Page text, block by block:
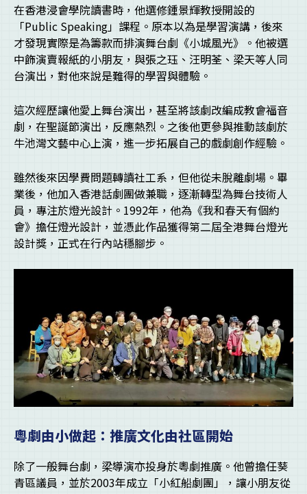
在香港浸會學院讀書時，他選修鍾景輝教授開設的
「Public Speaking」課程。原本以為是學習演講，後來
才發現實際是為籌款而排演舞台劇《小城風光》。他被選
中飾演賣報紙的小朋友，與張之珏、汪明荃、梁天等人同
台演出，對他來說是難得的學習與體驗。
這次經歷讓他愛上舞台演出，甚至將該劇改編成教會福音
劇，在聖誕節演出，反應熱烈。之後他更參與推動該劇於
牛池灣文藝中心上演，進一步拓展自己的戲劇創作經驗。
雖然後來因學費問題轉讀社工系，但他從未脫離劇場。畢
業後，他加入香港話劇團做兼職，逐漸轉型為舞台技術人
員，專注於燈光設計。1992年，他為《我和春天有個約
會》擔任燈光設計，並憑此作品獲得第二屆全港舞台燈光
設計獎，正式在行內站穩腳步。
粵劇由小做起：推廣文化由社區開始
除了一般舞台劇，梁導演亦投身於粵劇推廣。他曾擔任葵
青區議員，並於2003年成立「小紅船劇團」，讓小朋友從